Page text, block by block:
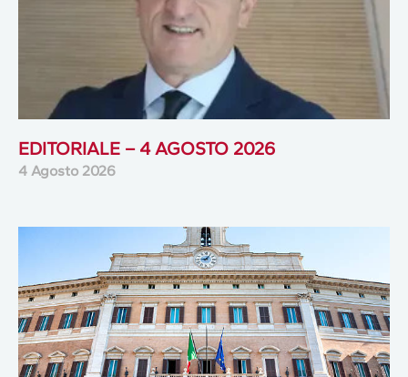
EDITORIALE – 4 AGOSTO 2026
4 Agosto 2026